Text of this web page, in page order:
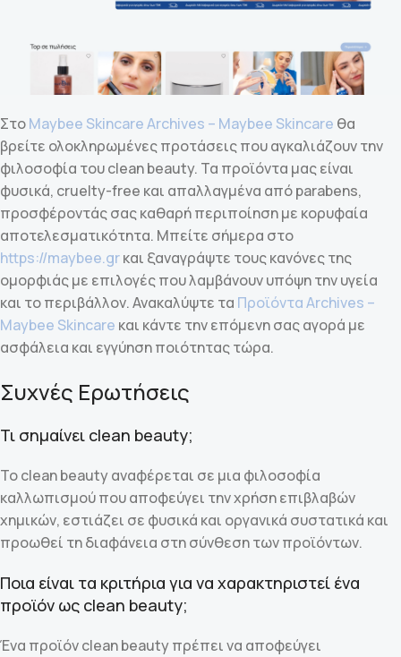
ΣτοMaybee Skincare Archives – Maybee Skincare θα
βρείτε ολοκληρωμένες προτάσεις που αγκαλιάζουν την
φιλοσοφία του clean beauty. Τα προϊόντα μας είναι
φυσικά, cruelty-free και απαλλαγμένα από parabens,
προσφέροντάς σας καθαρή περιποίηση με κορυφαία
αποτελεσματικότητα. Μπείτε σήμερα στο
https://maybee.grκαι ξαναγράψτε τους κανόνες της
ομορφιάς με επιλογές που λαμβάνουν υπόψη την υγεία
και το περιβάλλον. Ανακαλύψτε τα Προϊόντα Archives –
Maybee Skincare και κάντε την επόμενη σας αγορά με
ασφάλεια και εγγύηση ποιότητας τώρα.
Συχνές Ερωτήσεις
Τι σημαίνει clean beauty;
Το clean beauty αναφέρεται σε μια φιλοσοφία
καλλωπισμού που αποφεύγει την χρήση επιβλαβών
χημικών, εστιάζει σε φυσικά και οργανικά συστατικά και
προωθεί τη διαφάνεια στη σύνθεση των προϊόντων.
Ποια είναι τα κριτήρια για να χαρακτηριστεί ένα
προϊόν ως clean beauty;
Ένα προϊόν clean beauty πρέπει να αποφεύγει